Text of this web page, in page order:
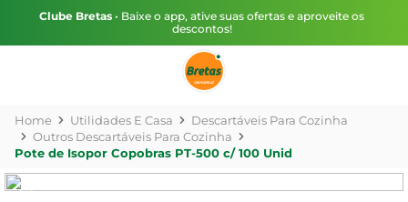
Clube Bretas • Baixe o app, ative suas ofertas e aproveite os
descontos!
Utilidades E Casa
Descartáveis Para Cozinha
Outros Descartáveis Para Cozinha
Pote de Isopor Copobras PT-500 c/ 100 Unid